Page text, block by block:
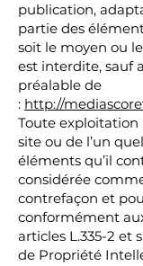
publication,
partie des
soit le moyen ou
est interdite, sauf
préalable de
: http://
Toute exploitation
site ou de l’un
éléments qu’il
considérée
contrefaçon et
conformément
articles L.335-2 et
de Propriété